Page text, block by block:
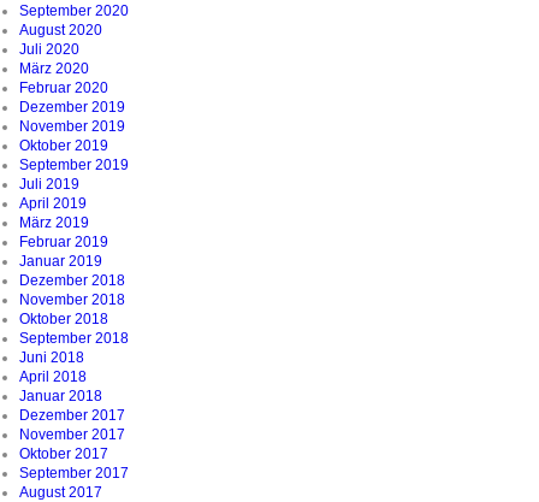
September 2020
August 2020
Juli 2020
März 2020
Februar 2020
Dezember 2019
November 2019
Oktober 2019
September 2019
Juli 2019
April 2019
März 2019
Februar 2019
Januar 2019
Dezember 2018
November 2018
Oktober 2018
September 2018
Juni 2018
April 2018
Januar 2018
Dezember 2017
November 2017
Oktober 2017
September 2017
August 2017